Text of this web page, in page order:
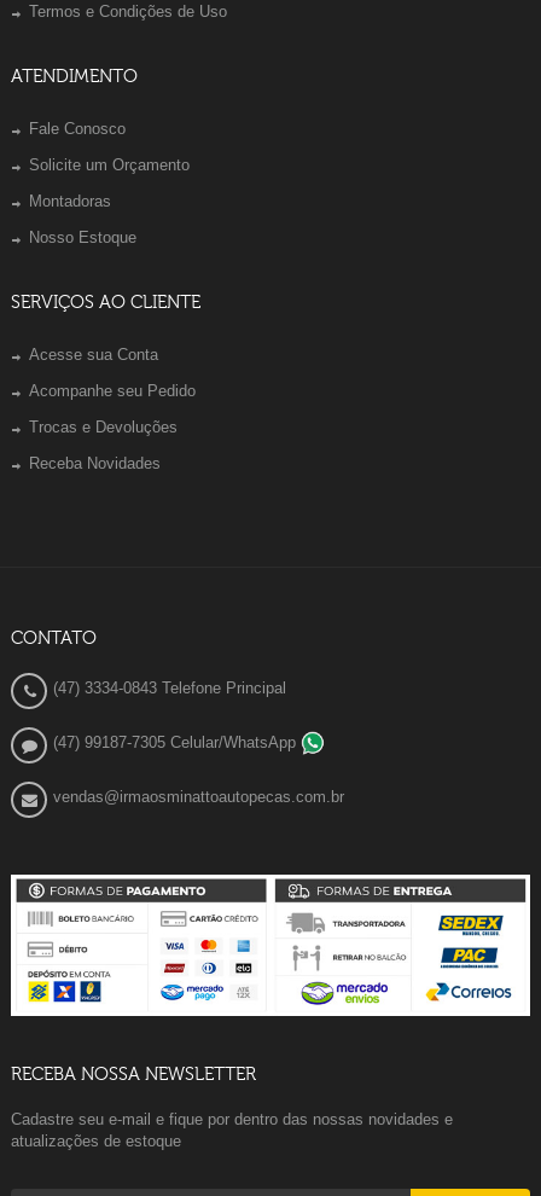
Termos e Condições de Uso
ATENDIMENTO
Fale Conosco
Solicite um Orçamento
Montadoras
Nosso Estoque
SERVIÇOS AO CLIENTE
Acesse sua Conta
Acompanhe seu Pedido
Trocas e Devoluções
Receba Novidades
CONTATO
(47) 3334-0843 Telefone Principal
(47) 99187-7305 Celular/WhatsApp
vendas@irmaosminattoautopecas.com.br
RECEBA NOSSA NEWSLETTER
Cadastre seu e-mail e fique por dentro das nossas novidades e
atualizações de estoque